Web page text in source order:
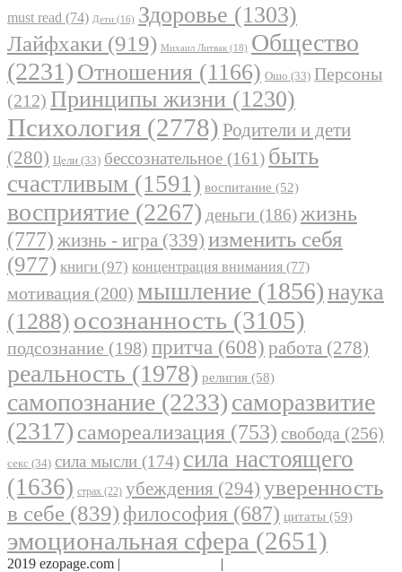
must read (74) Дети (16) Здоровье (1303)
Лайфхаки (919) Михаил Литвак (18) Общество
(2231) Отношения (1166) Ошо (33) Персоны
(212) Принципы жизни (1230)
Психология (2778) Родители и дети
(280) Цели (33) бессознательное (161) быть
счастливым (1591) воспитание (52)
восприятие (2267) деньги (186)жизнь
(777) жизнь - игра (339) изменить себя
(977) книги (97) концентрация внимания (77)
мотивация (200) мышление (1856)наука
(1288) осознанность (3105)
подсознание (198) притча (608) работа (278)
реальность (1978) религия (58)
самопознание (2233)саморазвитие
(2317) самореализация (753) свобода (256)
секс (34) сила мысли (174) сила настоящего
(1636) страх (22) убеждения (294) уверенность
в себе (839) философия (687) цитаты (59)
эмоциональная сфера (2651)
2019 ezopage.com | |